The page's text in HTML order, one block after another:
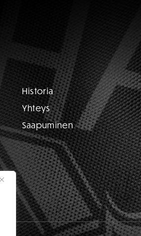
Historia
Yhteys
Saapuminen